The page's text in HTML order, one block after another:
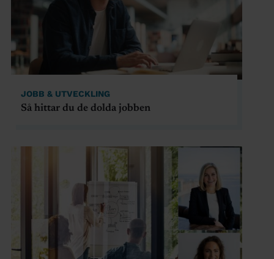
JOBB & UTVECKLING
Så hittar du de dolda jobben